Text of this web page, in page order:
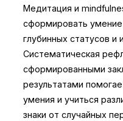
Медитация и
сформировать
глубинных статусов и
Систематическая
сформированными
результатами
умения и учиться
знаки от случайных